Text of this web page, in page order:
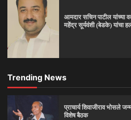
आमदार सचिन पाटील यांच्या
महेंद्र सूर्यवंशी (बेडके) यांचा
Trending News
प्राचार्य शिवाजीराव भोसले
विशेष बैठक